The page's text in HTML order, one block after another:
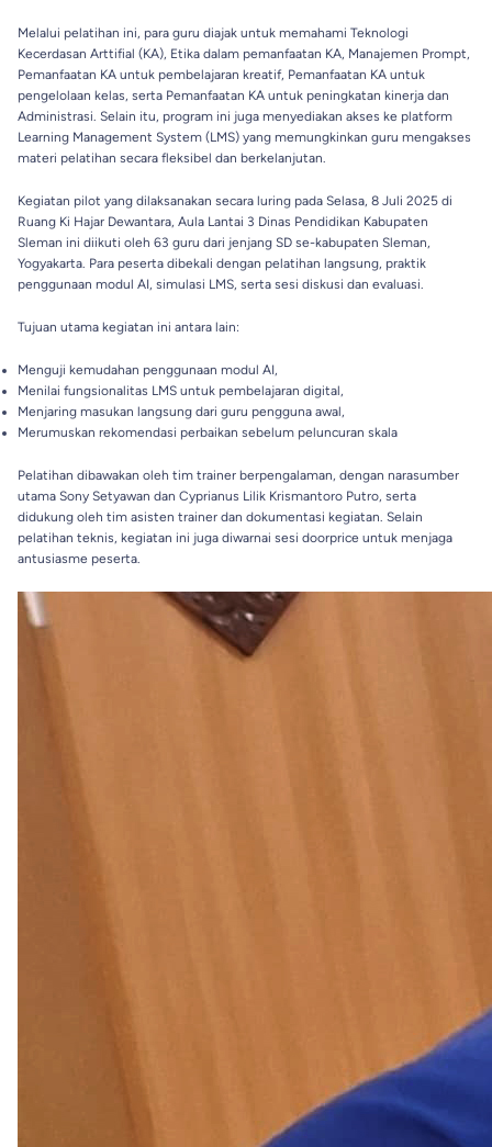
Melalui pelatihan ini, para guru diajak untuk memahami Teknologi
Kecerdasan Arttifial (KA), Etika dalam pemanfaatan KA, Manajemen Prompt,
Pemanfaatan KA untuk pembelajaran kreatif, Pemanfaatan KA untuk
pengelolaan kelas, serta Pemanfaatan KA untuk peningkatan kinerja dan
Administrasi. Selain itu, program ini juga menyediakan akses ke platform
Learning Management System (LMS) yang memungkinkan guru mengakses
materi pelatihan secara fleksibel dan berkelanjutan.
Kegiatan pilot yang dilaksanakan secara luring pada Selasa, 8 Juli 2025 di
Ruang Ki Hajar Dewantara, Aula Lantai 3 Dinas Pendidikan Kabupaten
Sleman ini diikuti oleh 63 guru dari jenjang SD se-kabupaten Sleman,
Yogyakarta. Para peserta dibekali dengan pelatihan langsung, praktik
penggunaan modul AI, simulasi LMS, serta sesi diskusi dan evaluasi.
Tujuan utama kegiatan ini antara lain:
Menguji kemudahan penggunaan modul AI,
Menilai fungsionalitas LMS untuk pembelajaran digital,
Menjaring masukan langsung dari guru pengguna awal,
Merumuskan rekomendasi perbaikan sebelum peluncuran skala
Pelatihan dibawakan oleh tim trainer berpengalaman, dengan narasumber
utama Sony Setyawan dan Cyprianus Lilik Krismantoro Putro, serta
didukung oleh tim asisten trainer dan dokumentasi kegiatan. Selain
pelatihan teknis, kegiatan ini juga diwarnai sesi doorprice untuk menjaga
antusiasme peserta.